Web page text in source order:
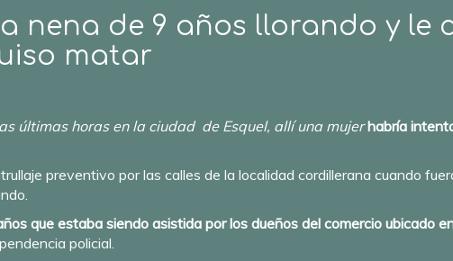
nena de 9 años llorando y le
matar
últimas horas en la ciudad de Esquel, allí una mujerhabría
preventivo por las calles de la localidad cordillerana cuando
que estaba siendo asistida por los dueños del comercio ubicado
policial.